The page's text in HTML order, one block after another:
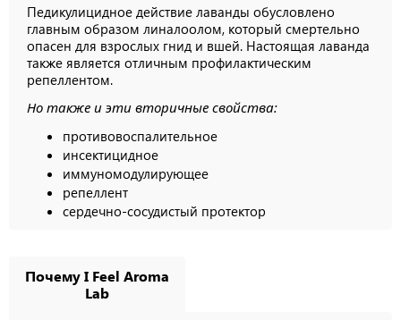
Педикулицидное действие лаванды обусловлено
главным образом линалоолом, который смертельно
опасен для взрослых гнид и вшей. Настоящая лаванда
также является отличным профилактическим
репеллентом.
Но также и эти вторичные свойства:
противовоспалительное
инсектицидное
иммуномодулирующее
репеллент
сердечно-сосудистый протектор
Почему I Feel Aroma
Lab